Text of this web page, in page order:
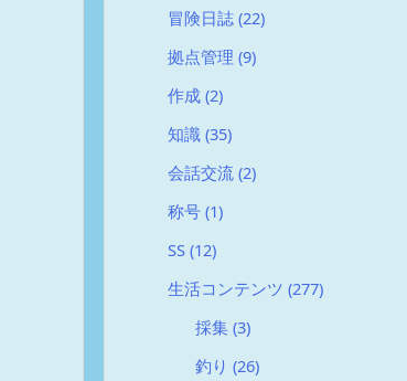
冒険日誌 (22)
拠点管理 (9)
作成 (2)
知識 (35)
会話交流 (2)
称号 (1)
SS (12)
生活コンテンツ (277)
採集 (3)
釣り (26)